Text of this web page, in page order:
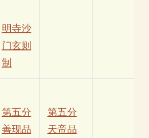
明寺沙
门玄则
制
第五分
善现品
第五分
天帝品